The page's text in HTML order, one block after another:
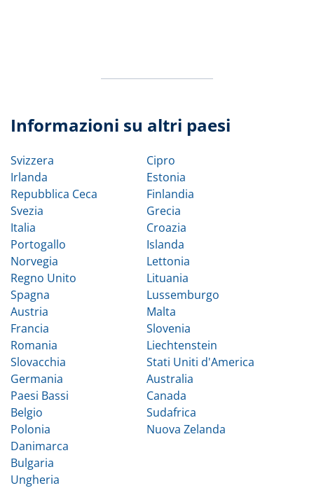
Informazioni su altri paesi
Svizzera
Irlanda
Repubblica Ceca
Svezia
Italia
Portogallo
Norvegia
Regno Unito
Spagna
Austria
Francia
Romania
Slovacchia
Germania
Paesi Bassi
Belgio
Polonia
Danimarca
Bulgaria
Ungheria
Cipro
Estonia
Finlandia
Grecia
Croazia
Islanda
Lettonia
Lituania
Lussemburgo
Malta
Slovenia
Liechtenstein
Stati Uniti d'America
Australia
Canada
Sudafrica
Nuova Zelanda